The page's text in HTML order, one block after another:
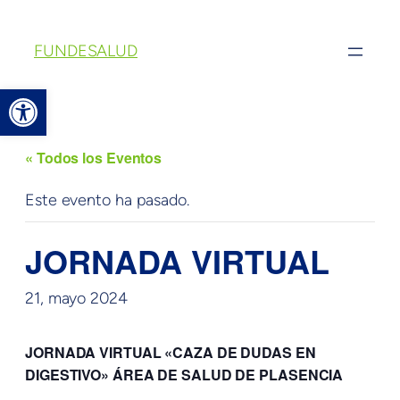
Abrir barra de herramientas
FUNDESALUD
« Todos los Eventos
Este evento ha pasado.
JORNADA VIRTUAL
21, mayo 2024
JORNADA VIRTUAL «CAZA DE DUDAS EN
DIGESTIVO» ÁREA DE SALUD DE PLASENCIA